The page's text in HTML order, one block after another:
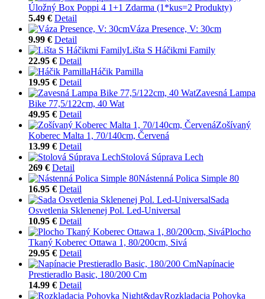
Úložný Box Poppi 4 1+1 Zdarma (1*kus=2 Produkty)
5.49 € Detail
Váza Presence, V: 30cm
9.99 € Detail
Lišta S Háčikmi Family
22.95 € Detail
Háčik Pamilla
19.95 € Detail
Zavesná Lampa
Bike 77,5/122cm, 40 Wat
49.95 € Detail
Zošívaný
Koberec Malta 1, 70/140cm, Červená
13.99 € Detail
Stolová Súprava Lech
269 € Detail
Nástenná Polica Simple 80
16.95 € Detail
Sada
Osvetlenia Sklenenej Pol. Led-Universal
10.95 € Detail
Plocho
Tkaný Koberec Ottawa 1, 80/200cm, Sivá
29.95 € Detail
Napínacie
Prestieradlo Basic, 180/200 Cm
14.99 € Detail
Rozkladacia Pohovka